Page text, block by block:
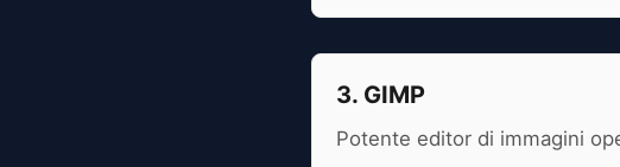
3. GIMP
Potente editor di immagini